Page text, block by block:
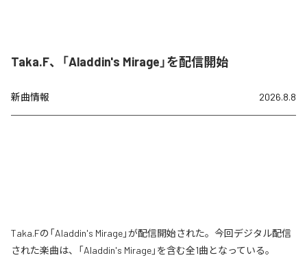
Taka.F、「Aladdin's Mirage」を配信開始
新曲情報 2026.8.8
Taka.Fの「Aladdin's Mirage」が配信開始された。今回デジタル配信
された楽曲は、「Aladdin's Mirage」を含む全1曲となっている。